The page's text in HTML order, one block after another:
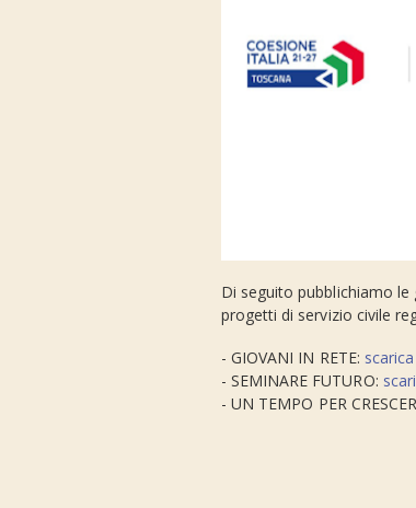
Di seguito pubblichiamo le
progetti di servizio civile
- GIOVANI IN RETE:
- SEMINARE FUTURO:
- UN TEMPO PER